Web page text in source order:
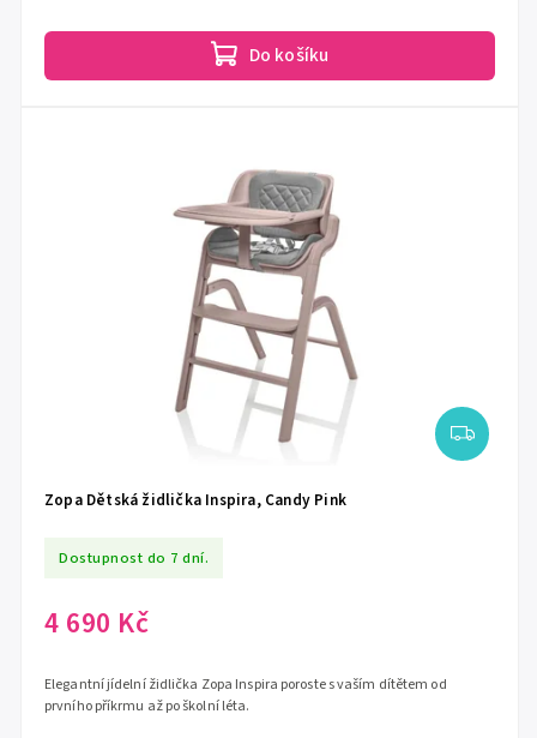
Do košíku
Zopa Dětská židlička Inspira, Candy Pink
Dostupnost do 7 dní.
4 690 Kč
Elegantní jídelní židlička Zopa Inspira poroste s vaším dítětem od
prvního příkrmu až po školní léta.